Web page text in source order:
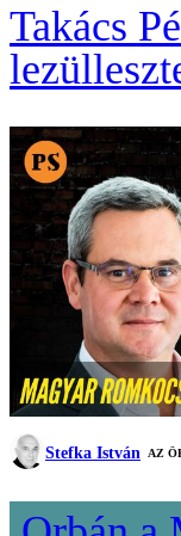
Takács
Stefka István AZ